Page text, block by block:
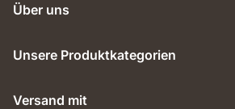
Über uns
Unsere Produktkategorien
Versand mit